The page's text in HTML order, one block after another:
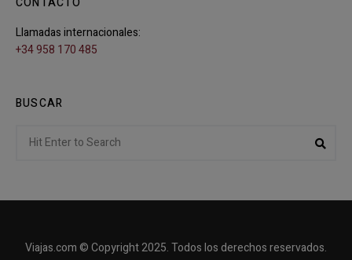
Llamadas internacionales:
+34 958 170 485
BUSCAR
for:
Viajas.com © Copyright 2025. Todos los derechos reservados.